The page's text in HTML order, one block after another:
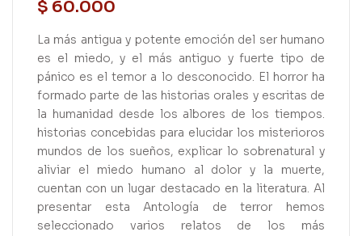
$ 60.000
La más antigua y potente emoción del ser humano
es el miedo, y el más antiguo y fuerte tipo de
pánico es el temor a lo desconocido. El horror ha
formado parte de las historias orales y escritas de
la humanidad desde los albores de los tiempos.
historias concebidas para elucidar los misterioros
mundos de los sueños, explicar lo sobrenatural y
aliviar el miedo humano al dolor y la muerte,
cuentan con un lugar destacado en la literatura. Al
presentar esta Antología de terror hemos
seleccionado varios relatos de los más